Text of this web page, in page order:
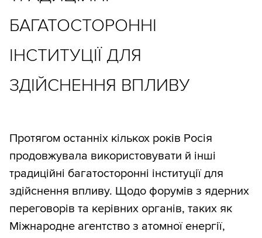
БАГАТОСТОРОННІ
ІНСТИТУЦІЇ ДЛЯ
ЗДІЙСНЕННЯ ВПЛИВУ
Протягом останніх кількох років Росія
продовжувала використовувати й інші
традиційні багатосторонні інституції для
здійснення впливу. Щодо форумів з ядерних
переговорів та керівних органів, таких як
Міжнародне агентство з атомної енергії,